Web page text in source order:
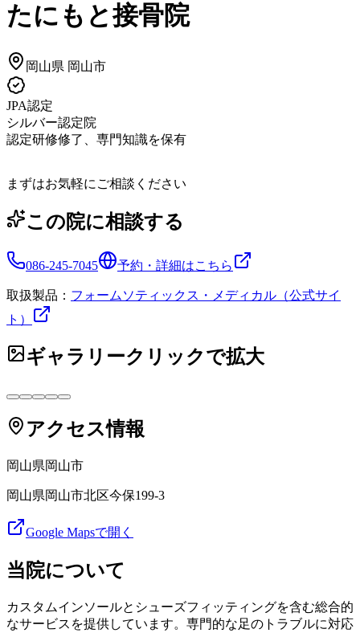
たにもと接骨院
岡山県 岡山市
JPA認定
シルバー認定院
認定研修修了、専門知識を保有
まずはお気軽にご相談ください
この院に相談する
086-245-7045 予約・詳細はこちら
取扱製品： フォームソティックス・メディカル（公式サイ
ト）
ギャラリークリックで拡大
アクセス情報
岡山県岡山市
岡山県岡山市北区今保199-3
Google Mapsで開く
当院について
カスタムインソールとシューズフィッティングを含む総合的
なサービスを提供しています。専門的な足のトラブルに対応